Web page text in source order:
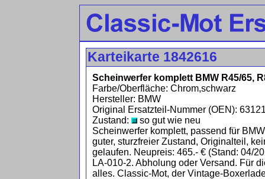
Karteikarte 1842616
Scheinwerfer komplett BMW R45/65,
Farbe/Oberfläche: Chrom,schwarz
Hersteller: BMW
Original Ersatzteil-Nummer (OEN):
Zustand:
so gut wie neu
Scheinwerfer komplett, passend für
guter, sturzfreier Zustand, Originalteil,
gelaufen. Neupreis: 465.- € (Stand: 04/
LA-010-2. Abholung oder Versand. Für
alles. Classic-Mot, der Vintage-